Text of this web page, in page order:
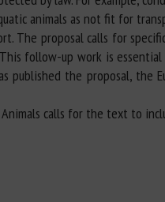
animals as not fit for
The proposal calls for
follow-up work is
published the proposal,
Animals calls for the text to